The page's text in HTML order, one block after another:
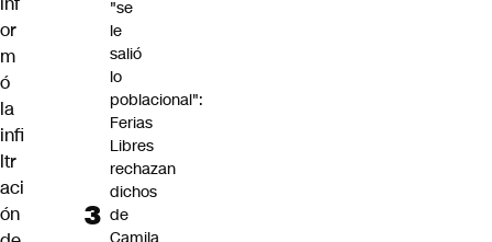
or
m
ó
la
infi
ltr
aci
ón
"se
le
salió
lo
poblacional":
Ferias
Libres
rechazan
dichos
de
Camila